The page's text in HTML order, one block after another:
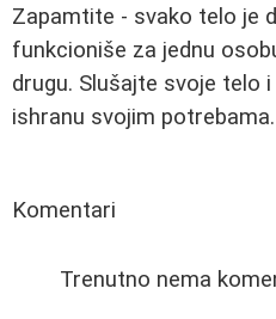
Zapamtite - svako telo je
funkcioniše za jednu
drugu. Slušajte svoje telo
ishranu svojim potrebama.
Komentari
Trenutno nema